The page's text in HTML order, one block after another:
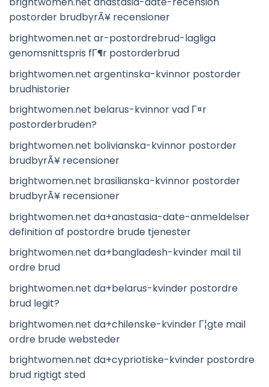
postorder brudbyrÃ¥ recensioner
brightwomen.net ar-postordrebrud-lagliga
genomsnittspris fГ¶r postorderbrud
brightwomen.net argentinska-kvinnor postorder
brudhistorier
brightwomen.net belarus-kvinnor vad Г¤r
postorderbruden?
brightwomen.net bolivianska-kvinnor postorder
brudbyrÃ¥ recensioner
brightwomen.net brasilianska-kvinnor postorder
brudbyrÃ¥ recensioner
brightwomen.net da+anastasia-date-anmeldelser
definition af postordre brude tjenester
brightwomen.net da+bangladesh-kvinder mail til
ordre brud
brightwomen.net da+belarus-kvinder postordre
brud legit?
brightwomen.net da+chilenske-kvinder Г¦gte mail
ordre brude websteder
brightwomen.net da+cypriotiske-kvinder postordre
brud rigtigt sted